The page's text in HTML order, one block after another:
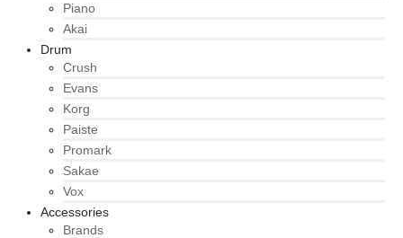
Piano
Akai
Drum
Crush
Evans
Korg
Paiste
Promark
Sakae
Vox
Accessories
Brands